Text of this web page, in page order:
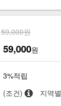
59,000원
59,000원
3%적립
(조건) 지역별